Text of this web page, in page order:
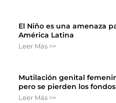
El Niño es una amenaza
América Latina
Leer Más >>
Mutilación genital
pero se pierden los fondos
Leer Más >>